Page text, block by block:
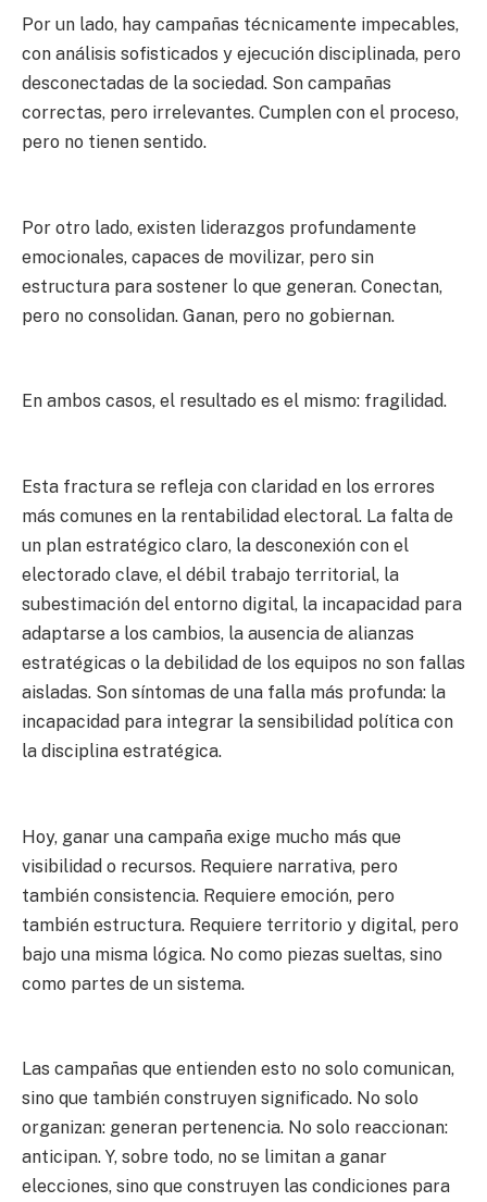
Por un lado, hay campañas técnicamente impecables,
con análisis sofisticados y ejecución disciplinada, pero
desconectadas de la sociedad. Son campañas
correctas, pero irrelevantes. Cumplen con el proceso,
pero no tienen sentido.
Por otro lado, existen liderazgos profundamente
emocionales, capaces de movilizar, pero sin
estructura para sostener lo que generan. Conectan,
pero no consolidan. Ganan, pero no gobiernan.
En ambos casos, el resultado es el mismo: fragilidad.
Esta fractura se refleja con claridad en los errores
más comunes en la rentabilidad electoral. La falta de
un plan estratégico claro, la desconexión con el
electorado clave, el débil trabajo territorial, la
subestimación del entorno digital, la incapacidad para
adaptarse a los cambios, la ausencia de alianzas
estratégicas o la debilidad de los equipos no son fallas
aisladas. Son síntomas de una falla más profunda: la
incapacidad para integrar la sensibilidad política con
la disciplina estratégica.
Hoy, ganar una campaña exige mucho más que
visibilidad o recursos. Requiere narrativa, pero
también consistencia. Requiere emoción, pero
también estructura. Requiere territorio y digital, pero
bajo una misma lógica. No como piezas sueltas, sino
como partes de un sistema.
Las campañas que entienden esto no solo comunican,
sino que también construyen significado. No solo
organizan: generan pertenencia. No solo reaccionan:
anticipan. Y, sobre todo, no se limitan a ganar
elecciones, sino que construyen las condiciones para